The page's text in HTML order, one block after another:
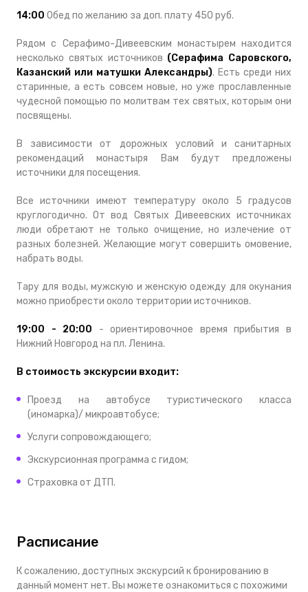
14:00 Обед по желанию за доп. плату 450 руб.
Рядом с Серафимо-Дивеевским монастырем находится
несколько святых источников (Серафима Саровского,
Казанский или матушки Александры). Есть среди них
старинные, а есть совсем новые, но уже прославленные
чудесной помощью по молитвам тех святых, которым они
посвящены.
В зависимости от дорожных условий и санитарных
рекомендаций монастыря Вам будут предложены
источники для посещения.
Все источники имеют температуру около 5 градусов
круглогодично. От вод Святых Дивеевских источниках
люди обретают не только очищение, но излечение от
разных болезней. Желающие могут совершить омовение,
набрать воды.
Тару для воды, мужскую и женскую одежду для окунания
можно приобрести около территории источников.
19:00 - 20:00 - ориентировочное время прибытия в
Нижний Новгород на пл. Ленина.
В стоимость экскурсии входит:
Проезд на автобусе туристического класса
(иномарка)/ микроавтобусе;
Услуги сопровождающего;
Экскурсионная программа с гидом;
Страховка от ДТП.
Расписание
К сожалению, доступных экскурсий к бронированию в
данный момент нет. Вы можете ознакомиться с похожими